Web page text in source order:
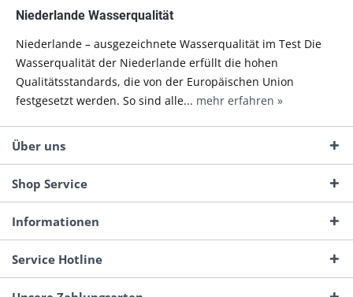
Niederlande Wasserqualität
Niederlande – ausgezeichnete Wasserqualität im Test Die
Wasserqualität der Niederlande erfüllt die hohen
Qualitätsstandards, die von der Europäischen Union
festgesetzt werden. So sind alle... mehr erfahren »
Über uns
Shop Service
Informationen
Service Hotline